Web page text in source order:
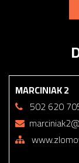
MARCINIAK 2
502 620